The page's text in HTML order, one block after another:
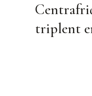
triplent